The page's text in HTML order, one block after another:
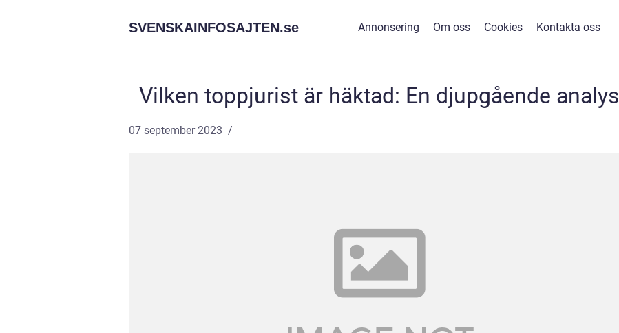
SVENSKAINFOSAJTEN.se Annonsering Om oss Cookies Kontakta oss
Vilken toppjurist är häktad: En djupgående analys
07 september 2023